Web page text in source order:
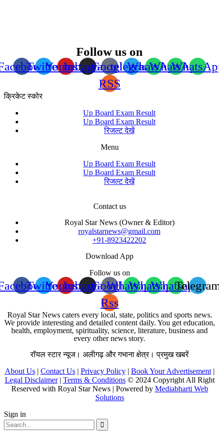
Follow us on
TwitterYoutube
Instagram
Googletelegram
WhatsApp
WhatsApp
RSS
क्रिकेट स्कोर
Up Board Exam Result
Up Board Exam Result
रिजल्ट देखें
Menu
Up Board Exam Result
Up Board Exam Result
रिजल्ट देखें
Contact us
Royal Star News (Owner & Editor)
royalstarnews@gmail.com
+91-8923422202
Download App
Follow us on
TwitterYoutube
Instagram
Google
Whatsapp
Whatsapp
Whatsapp
Rss
Royal Star News caters every local, state, politics and sports news.
We provide interesting and detailed content daily. You get education,
health, employment, spirituality, science, literature, business and
every other news story.
रॉयल स्टार न्यूज। अलीगढ़ और गभाना क्षेत्र। प्रमुख खबरें
About Us| Contact Us| Privacy Policy| Book Your Advertisement|
Legal Disclaimer| Terms & Conditions© 2024 Copyright All Right
Reserved with Royal Star News | Powered by Mediabharti Web
Solutions
Sign in